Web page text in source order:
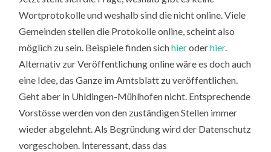
Wortprotokolle und weshalb sind die nicht online. Viele
Gemeinden stellen die Protokolle online, scheint also
möglich zu sein. Beispiele finden sichhieroderhier.
Alternativ zur Veröffentlichung online wäre es doch auch
eine Idee, das Ganze im Amtsblatt zu veröffentlichen.
Geht aber in Uhldingen-Mühlhofen nicht. Entsprechende
Vorstösse werden von den zuständigen Stellen immer
wieder abgelehnt. Als Begründung wird der Datenschutz
vorgeschoben. Interessant, dass das